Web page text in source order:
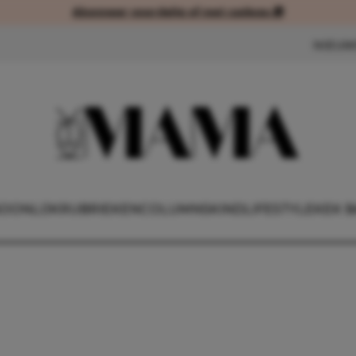
Abonneer voordelig of met cadeau 🎁
Abonneer voordelig of met